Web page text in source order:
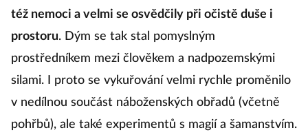
též nemoci a velmi se osvědčily při očistě duše i
prostoru. Dým se tak stal pomyslným
prostředníkem mezi člověkem a nadpozemskými
silami. I proto se vykuřování velmi rychle proměnilo
v nedílnou součást náboženských obřadů (včetně
pohřbů), ale také experimentů s magií a šamanstvím.